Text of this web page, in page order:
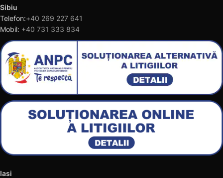
Sibiu
Telefon:+40 269 227 641
Mobil: +40 731 333 834
Iasi